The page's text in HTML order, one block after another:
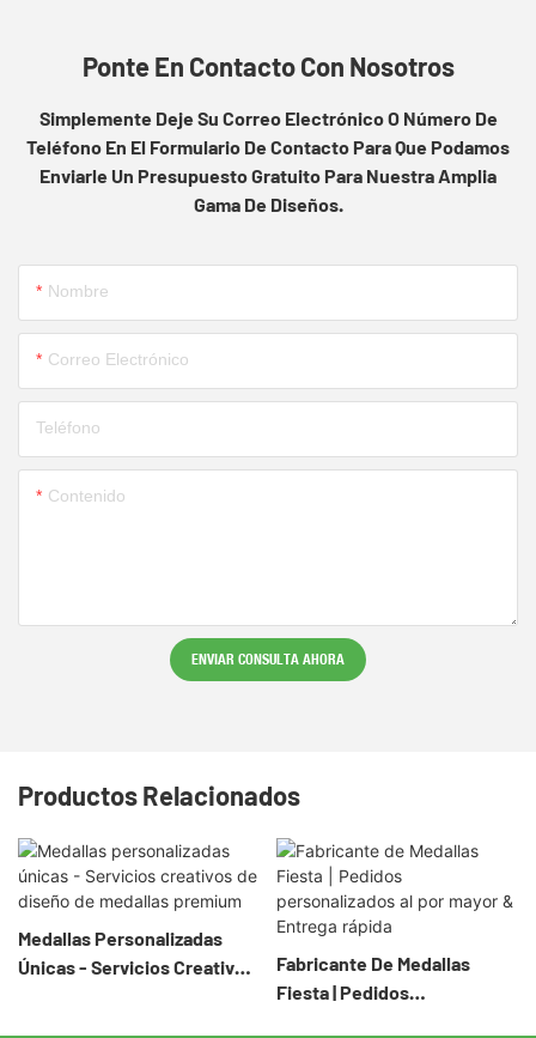
Ponte En Contacto Con Nosotros
Simplemente Deje Su Correo Electrónico O Número De
Teléfono En El Formulario De Contacto Para Que Podamos
Enviarle Un Presupuesto Gratuito Para Nuestra Amplia
Gama De Diseños.
Nombre
Correo Electrónico
Teléfono
Contenido
ENVIAR CONSULTA AHORA
Productos Relacionados
Medallas Personalizadas
Únicas - Servicios Creativos
Fabricante De Medallas
Fiesta | Pedidos